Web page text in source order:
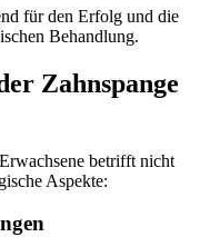
für den Erfolg und die
Behandlung.
Zahnspange
betrifft nicht
Aspekte: